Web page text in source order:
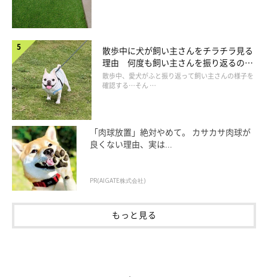
散歩中に犬が飼い主さんをチラチラ見る
理由 何度も飼い主さんを振り返るのは
なぜ？
散歩中、愛犬がふと振り返って飼い主さんの様子を
確認する…そん …
「肉球放置」絶対やめて。 カサカサ肉球が
良くない理由、実は...
PR(AIGATE株式会社)
もっと見る